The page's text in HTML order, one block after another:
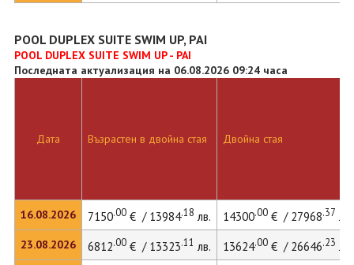
POOL DUPLEX SUITE SWIM UP, PAI
POOL DUPLEX SUITE SWIM UP - PAI
Последната актуализация на 06.08.2026 09:24 часа
Дата
16.08.2026
23.08.2026
Възрастен в двойна стая Двойна стая
7150.00€ / 13984.18 лв. 14300.00€ / 27968.37 лв.
6812.00€ / 13323.11 лв. 13624.00€ / 26646.23 лв.